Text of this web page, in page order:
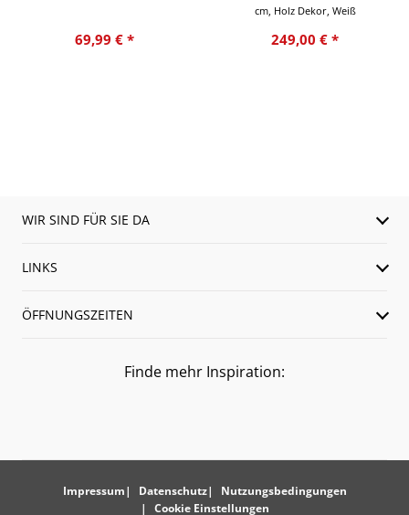
69,99 € *
cm, Holz Dekor, Weiß
249,00 € *
WIR SIND FÜR SIE DA
LINKS
ÖFFNUNGSZEITEN
Finde mehr Inspiration:
Impressum Datenschutz
Nutzungsbedingungen
Cookie Einstellungen